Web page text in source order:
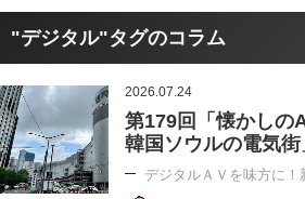
"デジタル"タグのコラム
2026.07.24
第179回「懐かしの
韓国ソウルの電気街
デジタルＡＶを味方に！